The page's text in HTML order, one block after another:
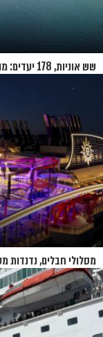
שש אוניות, 178 יעדים: מותג ההפלגות היוקרתי שמכוון להשתלט על קיץ 2028
נחשפת